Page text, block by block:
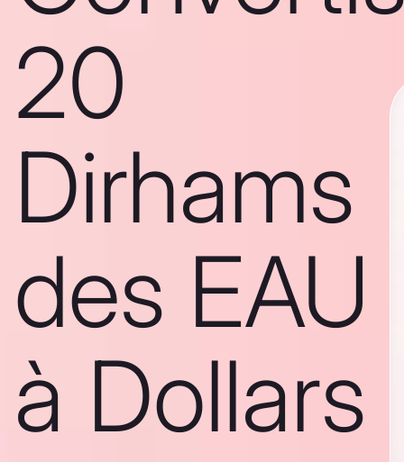
20
Dirhams
des EAU
à Dollars